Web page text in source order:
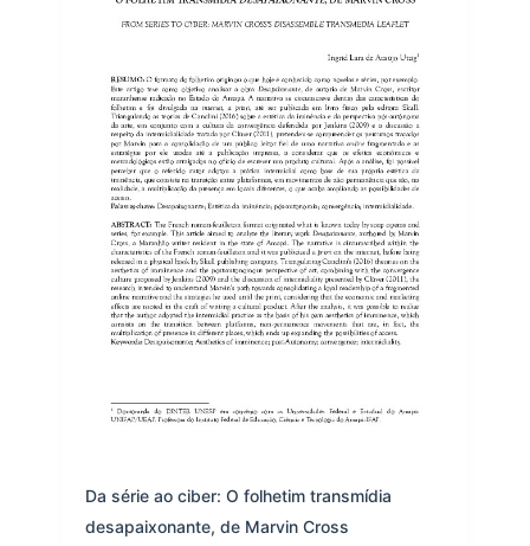
Da série ao ciber: O folhetim transmídia
desapaixonante, de Marvin Cross